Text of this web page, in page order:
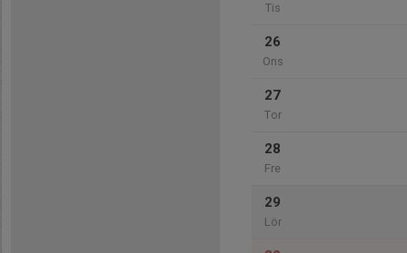
Tis
26
Ons
27
Tor
28
Fre
29
Lör